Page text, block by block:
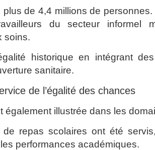
plus de 4,4 millions de
du secteur informel
soins.
historique en intégrant
sanitaire.
de l’égalité des chances
également illustrée dans les
repas scolaires ont été
performances académiques.